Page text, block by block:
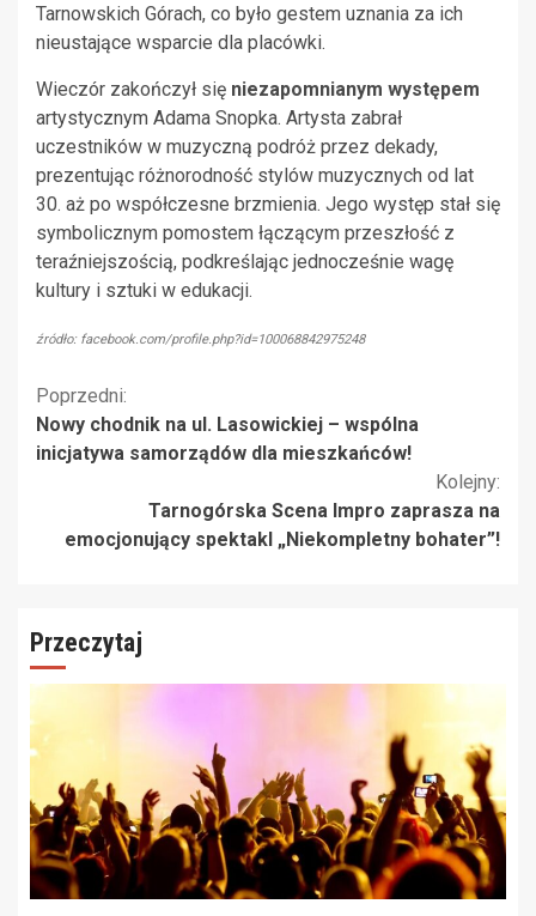
Tarnowskich Górach, co było gestem uznania za ich
nieustające wsparcie dla placówki.
Wieczór zakończył się niezapomnianym występem
artystycznym Adama Snopka. Artysta zabrał
uczestników w muzyczną podróż przez dekady,
prezentując różnorodność stylów muzycznych od lat
30. aż po współczesne brzmienia. Jego występ stał się
symbolicznym pomostem łączącym przeszłość z
teraźniejszością, podkreślając jednocześnie wagę
kultury i sztuki w edukacji.
źródło: facebook.com/profile.php?id=100068842975248
Kontynuuj
czytanie
Poprzedni:
Nowy chodnik na ul. Lasowickiej – wspólna
inicjatywa samorządów dla mieszkańców!
Kolejny:
Tarnogórska Scena Impro zaprasza na
emocjonujący spektakl „Niekompletny bohater”!
Przeczytaj